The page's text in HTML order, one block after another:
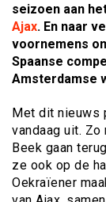
seizoen aan
Ajax. En naar
voornemens
Spaanse
Amsterdamse
Met dit nieuws
vandaag uit. Zo
Beek gaan
ze ook op de
Oekraïener